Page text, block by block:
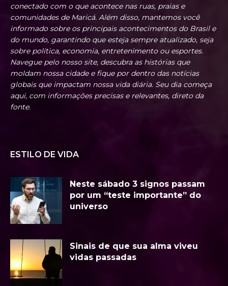
conectado com o que acontece nas ruas, praias e
comunidades de Maricá. Além disso, mantemos você
informado sobre os principais acontecimentos do Brasil e
do mundo, garantindo que esteja sempre atualizado, seja
sobre política, economia, entretenimento ou esportes.
Navegue pelo nosso site, descubra as histórias que
moldam nossa cidade e fique por dentro das notícias
globais que impactam nossa vida diária. Seu dia começa
aqui, com informações precisas e relevantes, direto da
fonte.
ESTILO DE VIDA
Neste sábado 3 signos passam
por um “teste importante” do
universo
Sinais de que sua alma viveu
vidas passadas